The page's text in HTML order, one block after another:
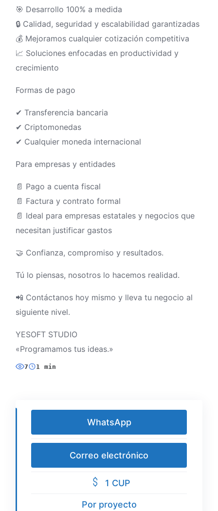
🎯 Desarrollo 100% a medida
🔒 Calidad, seguridad y escalabilidad garantizadas
💰 Mejoramos cualquier cotización competitiva
📈 Soluciones enfocadas en productividad y
crecimiento
Formas de pago
✔ Transferencia bancaria
✔ Criptomonedas
✔ Cualquier moneda internacional
Para empresas y entidades
📄 Pago a cuenta fiscal
📄 Factura y contrato formal
📄 Ideal para empresas estatales y negocios que
necesitan justificar gastos
🤝 Confianza, compromiso y resultados.
Tú lo piensas, nosotros lo hacemos realidad.
📲 Contáctanos hoy mismo y lleva tu negocio al
siguiente nivel.
YESOFT STUDIO
«Programamos tus ideas.»
7 1 min
WhatsApp
Correo electrónico
1 CUP
Por proyecto